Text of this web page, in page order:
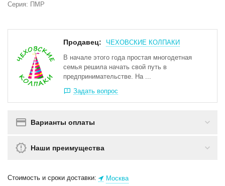
Серия: ПМР
Продавец:
ЧЕХОВСКИЕ КОЛПАКИ
В начале этого года простая многодетная
семья решила начать свой путь в
предпринимательстве. На ...
Задать вопрос
Варианты оплаты
Наши преимущества
Стоимость и сроки доставки: Москва